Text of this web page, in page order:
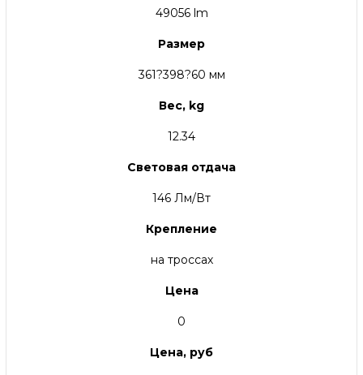
49056 lm
Размер
361?398?60 мм
Вес, kg
12.34
Световая отдача
146 Лм/Вт
Крепление
на троссах
Цена
0
Цена, руб